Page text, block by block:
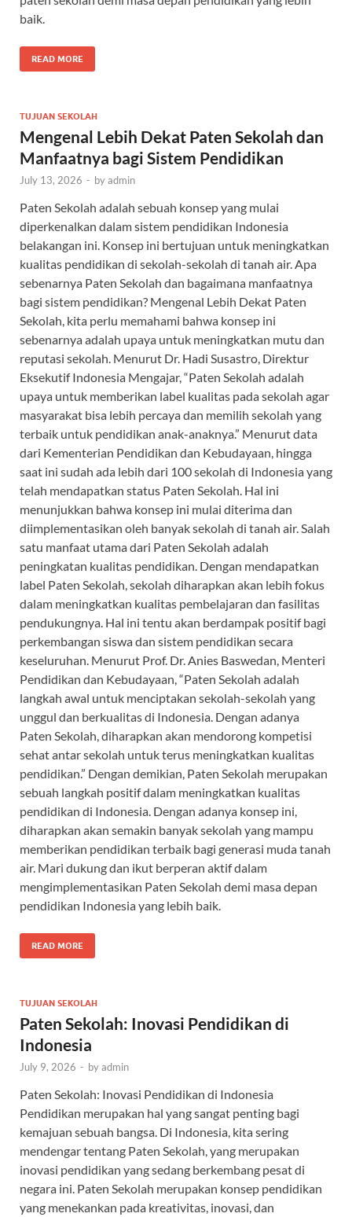
baik.
READ MORE
TUJUAN SEKOLAH
Mengenal Lebih Dekat Paten Sekolah dan
Manfaatnya bagi Sistem Pendidikan
July 13, 2026 - byadmin
Paten Sekolah adalah sebuah konsep yang mulai
diperkenalkan dalam sistem pendidikan Indonesia
belakangan ini. Konsep ini bertujuan untuk meningkatkan
kualitas pendidikan di sekolah-sekolah di tanah air. Apa
sebenarnya Paten Sekolah dan bagaimana manfaatnya
bagi sistem pendidikan? Mengenal Lebih Dekat Paten
Sekolah, kita perlu memahami bahwa konsep ini
sebenarnya adalah upaya untuk meningkatkan mutu dan
reputasi sekolah. Menurut Dr. Hadi Susastro, Direktur
Eksekutif Indonesia Mengajar, “Paten Sekolah adalah
upaya untuk memberikan label kualitas pada sekolah agar
masyarakat bisa lebih percaya dan memilih sekolah yang
terbaik untuk pendidikan anak-anaknya.” Menurut data
dari Kementerian Pendidikan dan Kebudayaan, hingga
saat ini sudah ada lebih dari 100 sekolah di Indonesia yang
telah mendapatkan status Paten Sekolah. Hal ini
menunjukkan bahwa konsep ini mulai diterima dan
diimplementasikan oleh banyak sekolah di tanah air. Salah
satu manfaat utama dari Paten Sekolah adalah
peningkatan kualitas pendidikan. Dengan mendapatkan
label Paten Sekolah, sekolah diharapkan akan lebih fokus
dalam meningkatkan kualitas pembelajaran dan fasilitas
pendukungnya. Hal ini tentu akan berdampak positif bagi
perkembangan siswa dan sistem pendidikan secara
keseluruhan. Menurut Prof. Dr. Anies Baswedan, Menteri
Pendidikan dan Kebudayaan, “Paten Sekolah adalah
langkah awal untuk menciptakan sekolah-sekolah yang
unggul dan berkualitas di Indonesia. Dengan adanya
Paten Sekolah, diharapkan akan mendorong kompetisi
sehat antar sekolah untuk terus meningkatkan kualitas
pendidikan.” Dengan demikian, Paten Sekolah merupakan
sebuah langkah positif dalam meningkatkan kualitas
pendidikan di Indonesia. Dengan adanya konsep ini,
diharapkan akan semakin banyak sekolah yang mampu
memberikan pendidikan terbaik bagi generasi muda tanah
air. Mari dukung dan ikut berperan aktif dalam
mengimplementasikan Paten Sekolah demi masa depan
pendidikan Indonesia yang lebih baik.
READ MORE
TUJUAN SEKOLAH
Paten Sekolah: Inovasi Pendidikan di
Indonesia
July 9, 2026 - byadmin
Paten Sekolah: Inovasi Pendidikan di Indonesia
Pendidikan merupakan hal yang sangat penting bagi
kemajuan sebuah bangsa. Di Indonesia, kita sering
mendengar tentang Paten Sekolah, yang merupakan
inovasi pendidikan yang sedang berkembang pesat di
negara ini. Paten Sekolah merupakan konsep pendidikan
yang menekankan pada kreativitas, inovasi, dan